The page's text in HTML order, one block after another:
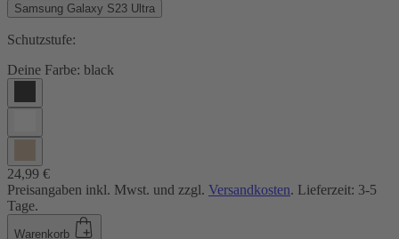
Samsung Galaxy S23 Ultra
Schutzstufe:
Deine Farbe: black
24,99 €
Preisangaben inkl. Mwst. und zzgl. Versandkosten. Lieferzeit: 3-5
Tage.
Warenkorb